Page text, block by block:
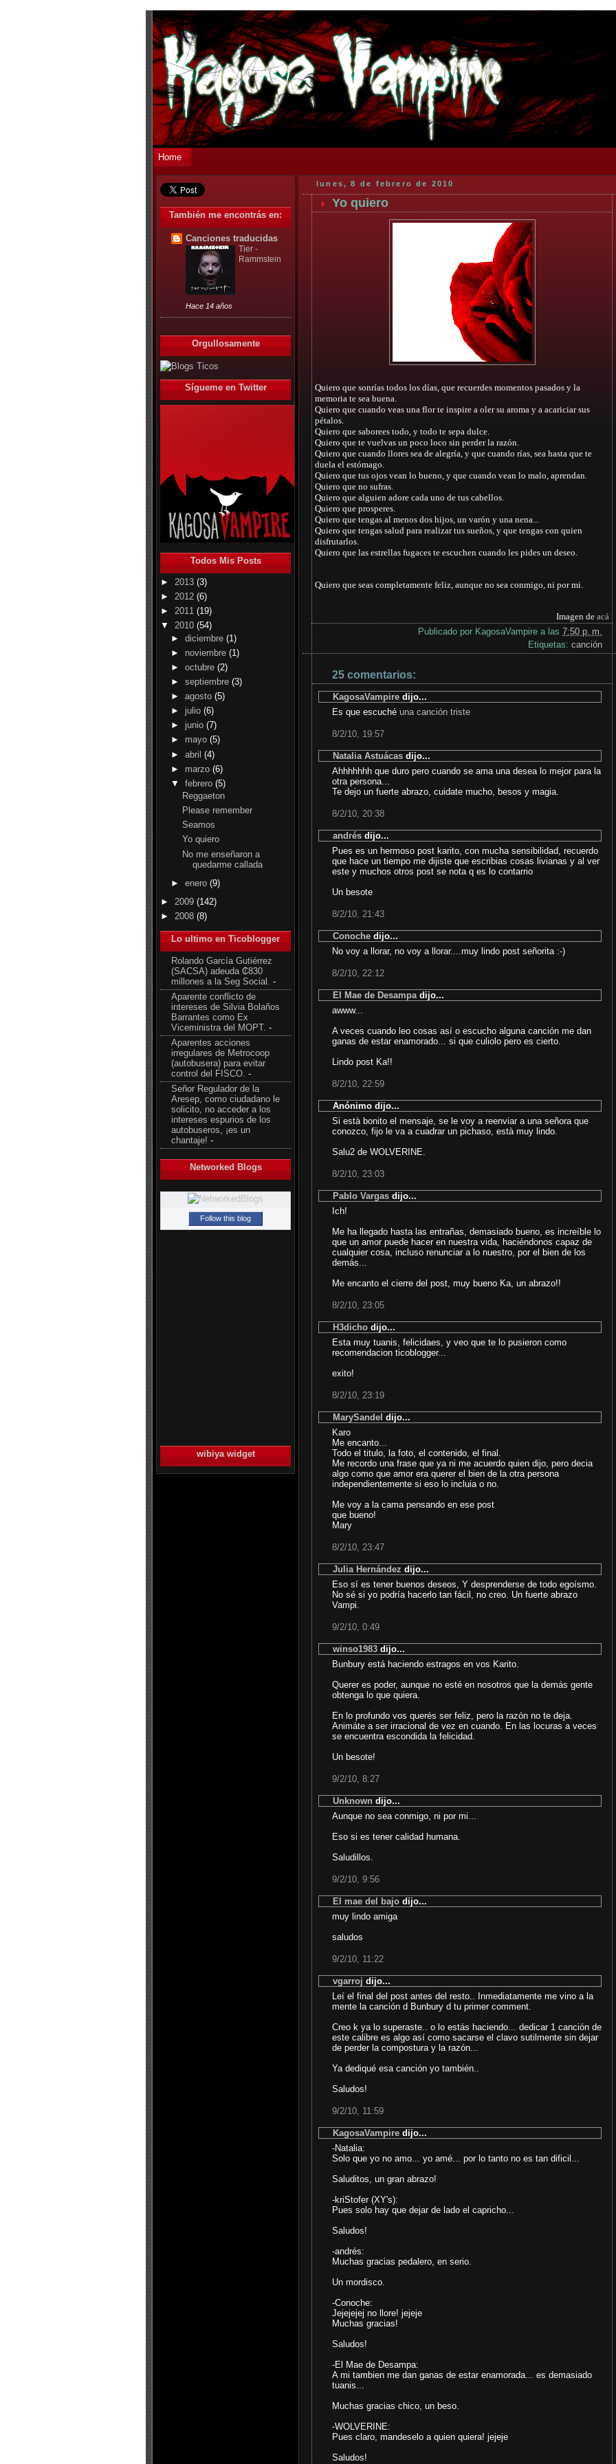
Home
También me encontrás en:
Canciones traducidas
Tier -
Rammstein
Hace 14 años
Orgullosamente
Sígueme en Twitter
Todos Mis Posts
► 2013 (3)
► 2012 (6)
► 2011 (19)
▼ 2010 (54)
►diciembre(1)
► noviembre(1)
►octubre(2)
►septiembre(3)
►agosto(5)
► julio(6)
► junio(7)
► mayo(5)
►abril(4)
► marzo(6)
▼febrero(5)
Reggaeton
Please remember
Seamos
Yo quiero
No me enseñaron a
quedarme callada
►enero(9)
► 2009 (142)
► 2008 (8)
Lo ultimo en Ticoblogger
Rolando García Gutiérrez
(SACSA) adeuda ₵830
millones a la Seg Social.
-
Aparente conflicto de
intereses de Silvia Bolaños
Barrantes como Ex
Viceministra del MOPT. -
Aparentes acciones
irregulares de Metrocoop
(autobusera) para evitar
control del FISCO. -
Señor Regulador de la
Aresep, como ciudadano le
solicito, no acceder a los
intereses espurios de los
autobuseros, ¡es un
chantaje! -
Networked Blogs
Follow this blog
wibiya widget
lunes, 8 de febrero de 2010
Yo quiero
Quiero que sonrías todos los días, que recuerdes momentos pasados y la
memoria te sea buena.
Quiero que cuando veas una flor te inspire a oler su aroma y a acariciar sus
pétalos.
Quiero que saborees todo, y todo te sepa dulce.
Quiero que te vuelvas un poco loco sin perder la razón.
Quiero que cuando llores sea de alegría, y que cuando rías, sea hasta que te
duela el estómago.
Quiero que tus ojos vean lo bueno, y que cuando vean lo malo, aprendan.
Quiero que no sufras.
Quiero que alguien adore cada uno de tus cabellos.
Quiero que prosperes.
Quiero que tengas al menos dos hijos, un varón y una nena...
Quiero que tengas salud para realizar tus sueños, y que tengas con quien
disfrutarlos.
Quiero que las estrellas fugaces te escuchen cuando les pides un deseo.
Quiero que seas completamente feliz, aunque no sea conmigo, ni por mi.
Imagen de acá
Publicado por KagosaVampire a las 7:50 p. m.
Etiquetas: canción
25 comentarios:
KagosaVampire dijo...
Es que escuché una canción triste
8/2/10, 19:57
Natalia Astuácas dijo...
Ahhhhhhh que duro pero cuando se ama una desea lo mejor para la
otra persona...
Te dejo un fuerte abrazo, cuidate mucho, besos y magia.
8/2/10, 20:38
andrés dijo...
Pues es un hermoso post karito, con mucha sensibilidad, recuerdo
que hace un tiempo me dijiste que escribias cosas livianas y al ver
este y muchos otros post se nota q es lo contarrio
Un besote
8/2/10, 21:43
Conoche dijo...
No voy a llorar, no voy a llorar....muy lindo post señorita :-)
8/2/10, 22:12
El Mae de Desampa dijo...
awww...
A veces cuando leo cosas así o escucho alguna canción me dan
ganas de estar enamorado... si que culiolo pero es cierto.
Lindo post Ka!!
8/2/10, 22:59
Anónimo dijo...
Si està bonito el mensaje, se le voy a reenviar a una señora que
conozco, fijo le va a cuadrar un pichaso, està muy lindo.
Salu2 de WOLVERINE.
8/2/10, 23:03
Pablo Vargas dijo...
Ich!
Me ha llegado hasta las entrañas, demasiado bueno, es increíble lo
que un amor puede hacer en nuestra vida, haciéndonos capaz de
cualquier cosa, incluso renunciar a lo nuestro, por el bien de los
demás...
Me encanto el cierre del post, muy bueno Ka, un abrazo!!
8/2/10, 23:05
H3dicho dijo...
Esta muy tuanis, felicidaes, y veo que te lo pusieron como
recomendacion ticoblogger...
exito!
8/2/10, 23:19
MarySandel dijo...
Karo
Me encanto...
Todo el titulo, la foto, el contenido, el final.
Me recordo una frase que ya ni me acuerdo quien dijo, pero decia
algo como que amor era querer el bien de la otra persona
independientemente si eso lo incluia o no.
Me voy a la cama pensando en ese post
que bueno!
Mary
8/2/10, 23:47
Julia Hernández dijo...
Eso sí es tener buenos deseos, Y desprenderse de todo egoísmo.
No sé si yo podría hacerlo tan fácil, no creo. Un fuerte abrazo
Vampi.
9/2/10, 0:49
winso1983 dijo...
Bunbury está haciendo estragos en vos Karito.
Querer es poder, aunque no esté en nosotros que la demás gente
obtenga lo que quiera.
En lo profundo vos querés ser feliz, pero la razón no te deja.
Animáte a ser irracional de vez en cuando. En las locuras a veces
se encuentra escondida la felicidad.
Un besote!
9/2/10, 8:27
Unknown dijo...
Aunque no sea conmigo, ni por mi...
Eso si es tener calidad humana.
Saludillos.
9/2/10, 9:56
El mae del bajo dijo...
muy lindo amiga
saludos
9/2/10, 11:22
vgarroj dijo...
Leí el final del post antes del resto.. Inmediatamente me vino a la
mente la canción d Bunbury d tu primer comment.
Creo k ya lo superaste.. o lo estás haciendo... dedicar 1 canción de
este calibre es algo así como sacarse el clavo sutilmente sin dejar
de perder la compostura y la razón...
Ya dediqué esa canción yo también..
Saludos!
9/2/10, 11:59
KagosaVampire dijo...
-Natalia:
Solo que yo no amo... yo amé... por lo tanto no es tan dificil...
Saluditos, un gran abrazo!
-kriStofer (XY's):
Pues solo hay que dejar de lado el capricho...
Saludos!
-andrés:
Muchas gracias pedalero, en serio.
Un mordisco.
-Conoche:
Jejejejej no llore! jejeje
Muchas gracias!
Saludos!
-El Mae de Desampa:
A mi tambien me dan ganas de estar enamorada... es demasiado
tuanis...
Muchas gracias chico, un beso.
-WOLVERINE:
Pues claro, mandeselo a quien quiera! jejeje
Saludos!